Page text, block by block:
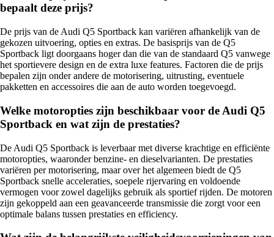
bepaalt deze prijs?
De prijs van de Audi Q5 Sportback kan variëren afhankelijk van de
gekozen uitvoering, opties en extras. De basisprijs van de Q5
Sportback ligt doorgaans hoger dan die van de standaard Q5 vanwege
het sportievere design en de extra luxe features. Factoren die de prijs
bepalen zijn onder andere de motorisering, uitrusting, eventuele
pakketten en accessoires die aan de auto worden toegevoegd.
Welke motoropties zijn beschikbaar voor de Audi Q5
Sportback en wat zijn de prestaties?
De Audi Q5 Sportback is leverbaar met diverse krachtige en efficiënte
motoropties, waaronder benzine- en dieselvarianten. De prestaties
variëren per motorisering, maar over het algemeen biedt de Q5
Sportback snelle acceleraties, soepele rijervaring en voldoende
vermogen voor zowel dagelijks gebruik als sportief rijden. De motoren
zijn gekoppeld aan een geavanceerde transmissie die zorgt voor een
optimale balans tussen prestaties en efficiency.